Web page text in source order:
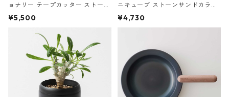
ョナリー テープカッター ストーン
サンドカラー 石調 ideaco Station
¥5,500
ニキューブ ストーンサンドカラー
石調 ideaco Umbrella Stand CUB
E ストーンサンドブラック
¥4,730